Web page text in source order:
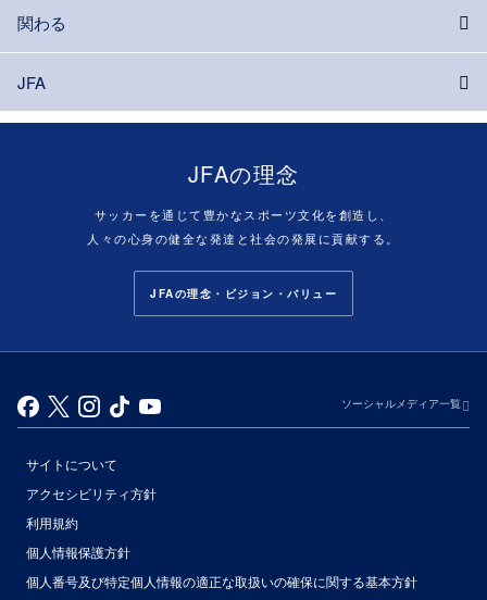
関わる
JFA
JFAの理念
サッカーを通じて豊かなスポーツ文化を創造し、
人々の心身の健全な発達と社会の発展に貢献する。
JFAの理念・ビジョン・バリュー
ソーシャルメディア一覧
サイトについて
アクセシビリティ方針
利用規約
個人情報保護方針
個人番号及び特定個人情報の適正な取扱いの確保に関する基本方針